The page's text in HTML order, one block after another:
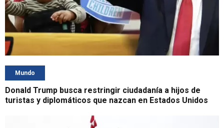
Mundo
Donald Trump busca restringir ciudadanía a hijos de
turistas y diplomáticos que nazcan en Estados Unidos